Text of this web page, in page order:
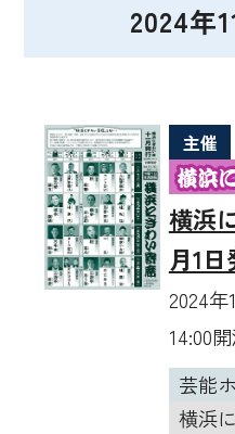
2024年
主催
横浜
月1日
2024年
14:00開
芸能
横浜